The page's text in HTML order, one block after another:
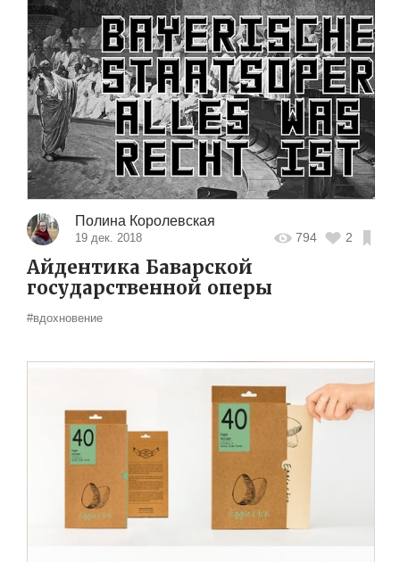
Полина Королевская
19 дек. 2018 794 2
Айдентика Баварской
государственной оперы
#вдохновение